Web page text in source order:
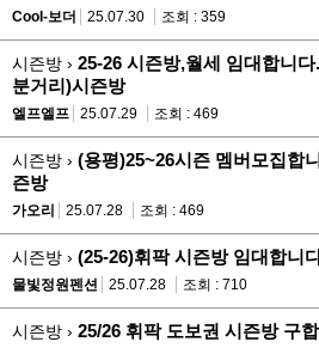
Cool-보더 25.07.30 조회 : 359
시즌방 › 25-26 시즌방,월세 임대합니
분거리)시즌방
엘프엘프 25.07.29 조회 : 469
시즌방 › (용평)25~26시즌 멤버모집합
즌방
가오리 25.07.28 조회 : 469
시즌방 › (25-26)휘팍 시즌방 임대합니
물빛정원펜션 25.07.28 조회 : 710
시즌방 › 25/26 휘팍 도보권 시즌방 구